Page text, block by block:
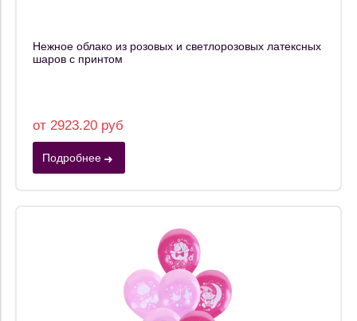
Нежное облако из розовых и светлорозовых латексных
шаров с принтом
от 2923.20 руб
Подробнее